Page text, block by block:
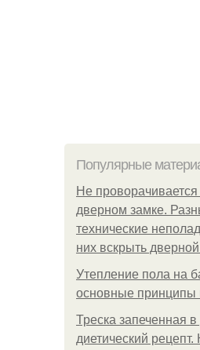
Популярные
Не
дверном замке.
технические
них вскрыть
Утепление пола на
основные принципы
Треска запеченная в
диетический